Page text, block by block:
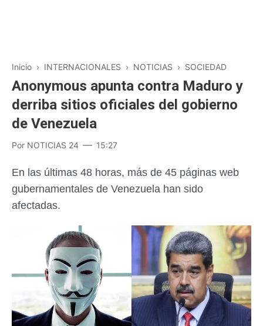
Inicio › INTERNACIONALES › NOTICIAS › SOCIEDAD
Anonymous apunta contra Maduro y
derriba sitios oficiales del gobierno
de Venezuela
Por NOTICIAS 24 15:27
En las últimas 48 horas, más de 45 páginas web
gubernamentales de Venezuela han sido
afectadas.